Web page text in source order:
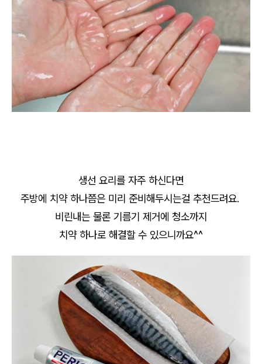
생선 요리를 자주 하신다면
주방에 치약 하나쯤은 미리 준비해두시는걸 추천드려요.
비린내는 물론 기름기 제거에 청소까지
치약 하나로 해결할 수 있으니까요^^